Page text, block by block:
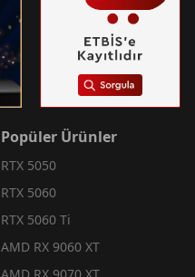
Popüler Ürünler
RTX 5050
RTX 5060
RTX 5060 Ti
AMD RX 9060 XT